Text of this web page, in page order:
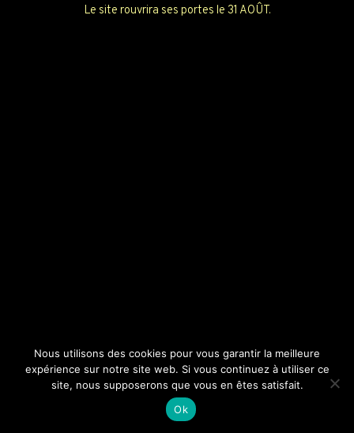
Le site rouvrira ses portes le 31 AOÛT.
Nous utilisons des cookies pour vous garantir la meilleure
expérience sur notre site web. Si vous continuez à utiliser ce
site, nous supposerons que vous en êtes satisfait.
Ok